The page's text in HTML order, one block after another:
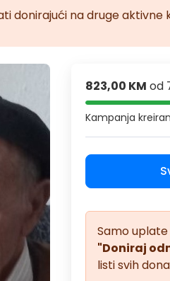
donirajući na druge aktivne
823,00 KM od
Kampanja
Samo
"Doniraj
listi svih